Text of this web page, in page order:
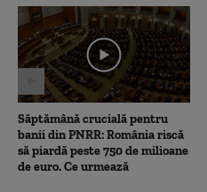
1
minute,
34
seconds
Săptămână crucială pentru
banii din PNRR: România riscă
să piardă peste 750 de milioane
de euro. Ce urmează